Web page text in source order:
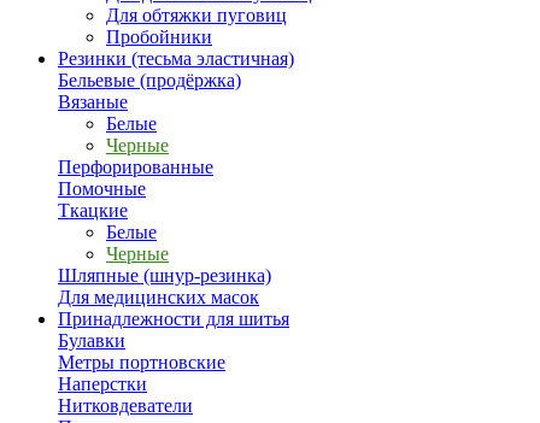
Для обтяжки пуговиц
Пробойники
Резинки (тесьма эластичная)
Бельевые (продёржка)
Вязаные
Белые
Черные
Перфорированные
Помочные
Ткацкие
Белые
Черные
Шляпные (шнур-резинка)
Для медицинских масок
Принадлежности для шитья
Булавки
Метры портновские
Наперстки
Нитковдеватели